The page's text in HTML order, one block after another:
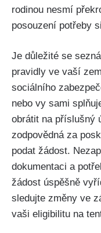
rodinou nesmí
posouzení potřeby
Je důležité se
pravidly ve vaší
sociálního
nebo vy sami
obrátit na příslušný
zodpovědná za
podat žádost.
dokumentaci a
žádost úspěšně
sledujte změny ve
vaši eligibilitu na